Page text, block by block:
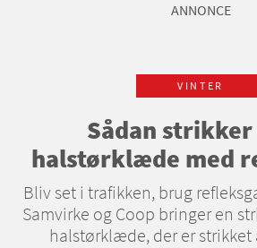
ANNONCE
VINTER
Sådan
halstørklæde med
Bliv set i trafikken, brug
Samvirke og Coop bringer en
halstørklæde, der er strikket